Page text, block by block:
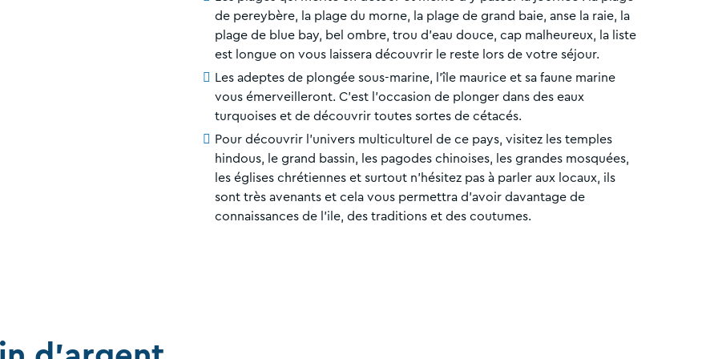
de pereybère, la plage du morne, la plage de grand baie, anse la raie, la
plage de blue bay, bel ombre, trou d’eau douce, cap malheureux, la liste
est longue on vous laissera découvrir le reste lors de votre séjour.
Les adeptes de plongée sous-marine, l'île maurice et sa faune marine
vous émerveilleront. C’est l'occasion de plonger dans des eaux
turquoises et de découvrir toutes sortes de cétacés.
Pour découvrir l’univers multiculturel de ce pays, visitez les temples
hindous, le grand bassin, les pagodes chinoises, les grandes mosquées,
les églises chrétiennes et surtout n’hésitez pas à parler aux locaux, ils
sont très avenants et cela vous permettra d'avoir davantage de
connaissances de l’ile, des traditions et des coutumes.